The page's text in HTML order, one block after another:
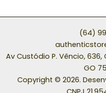
(64)
Av Custódio P. Vêncio,
GO
Copyright © 2026.